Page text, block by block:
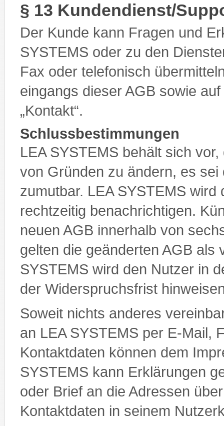
§ 13 Kundendienst/
Der Kunde kann Fragen und
SYSTEMS oder zu den
Fax oder telefonisch
eingangs dieser AGB sowie
„Kontakt“.
Schlussbestimmungen
LEA SYSTEMS behält sich
von Gründen zu ändern, es
zumutbar. LEA SYSTEMS
rechtzeitig benachrichtigen.
neuen AGB innerhalb von
gelten die geänderten AGB als
SYSTEMS wird den Nutzer in
der Widerspruchsfrist
Soweit nichts anderes
an LEA SYSTEMS per E-Mail,
Kontaktdaten können dem
SYSTEMS kann Erklärungen
oder Brief an die Adressen
Kontaktdaten in seinem